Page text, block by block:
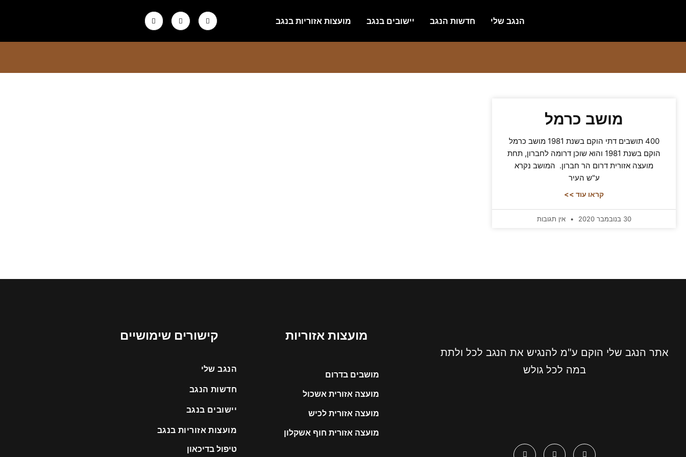
הנגב שלי חדשות הנגב יישובים בנגב מועצות אזוריות בנגב
מושב כרמל
400 תושבים דתי הוקם בשנת 1981 מושב כרמל
הוקם בשנת 1981 והוא שוכן דרומה לחברון, תחת
מועצה אזורית דרום הר חברון. המושב נקרא
ע"ש העיר
קראו עוד >>
30 בנובמבר 2020 אין תגובות
אתר הנגב שלי הוקם ע"מ להנגיש את הנגב לכל ולתת
במה לכל גולש
מועצות אזוריות
מושבים בדרום
מועצה אזורית אשכול
מועצה אזורית לכיש
מועצה אזורית חוף אשקלון
קישורים שימושיים
הנגב שלי
חדשות הנגב
יישובים בנגב
מועצות אזוריות בנגב
טיפול בדיכאון